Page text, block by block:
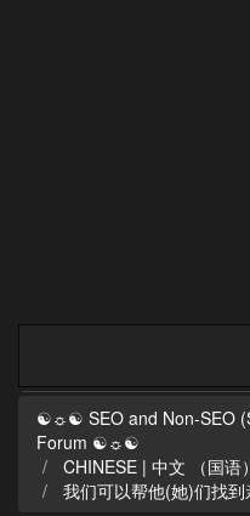
☯☼☯ SEO and Non-SEO
Forum ☯☼☯
CHINESE | 中文 （国语）
我们可以帮他(她)们找到